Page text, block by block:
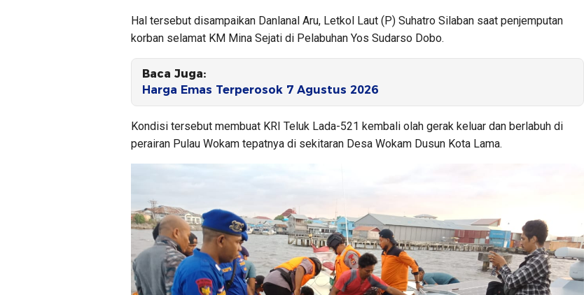
Hal tersebut disampaikan Danlanal Aru, Letkol Laut (P) Suhatro Silaban saat penjemputan
korban selamat KM Mina Sejati di Pelabuhan Yos Sudarso Dobo.
Baca Juga:
Harga Emas Terperosok 7 Agustus 2026
Kondisi tersebut membuat KRI Teluk Lada-521 kembali olah gerak keluar dan berlabuh di
perairan Pulau Wokam tepatnya di sekitaran Desa Wokam Dusun Kota Lama.